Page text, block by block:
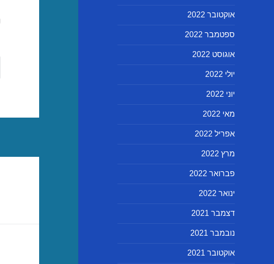
אוקטובר 2022
ספטמבר 2022
אוגוסט 2022
יולי 2022
יוני 2022
מאי 2022
אפריל 2022
מרץ 2022
פברואר 2022
ינואר 2022
דצמבר 2021
נובמבר 2021
אוקטובר 2021